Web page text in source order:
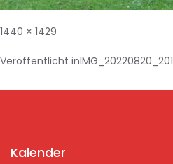
1440 × 1429
Veröffentlicht in
Kalender